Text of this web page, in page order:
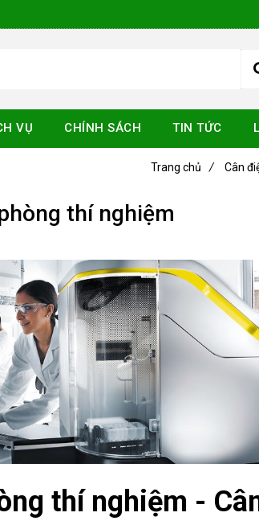
thí nghiệm
thí nghiệm -
Trang chủ / Cân
VỤ CHÍNH SÁCH TIN TỨC